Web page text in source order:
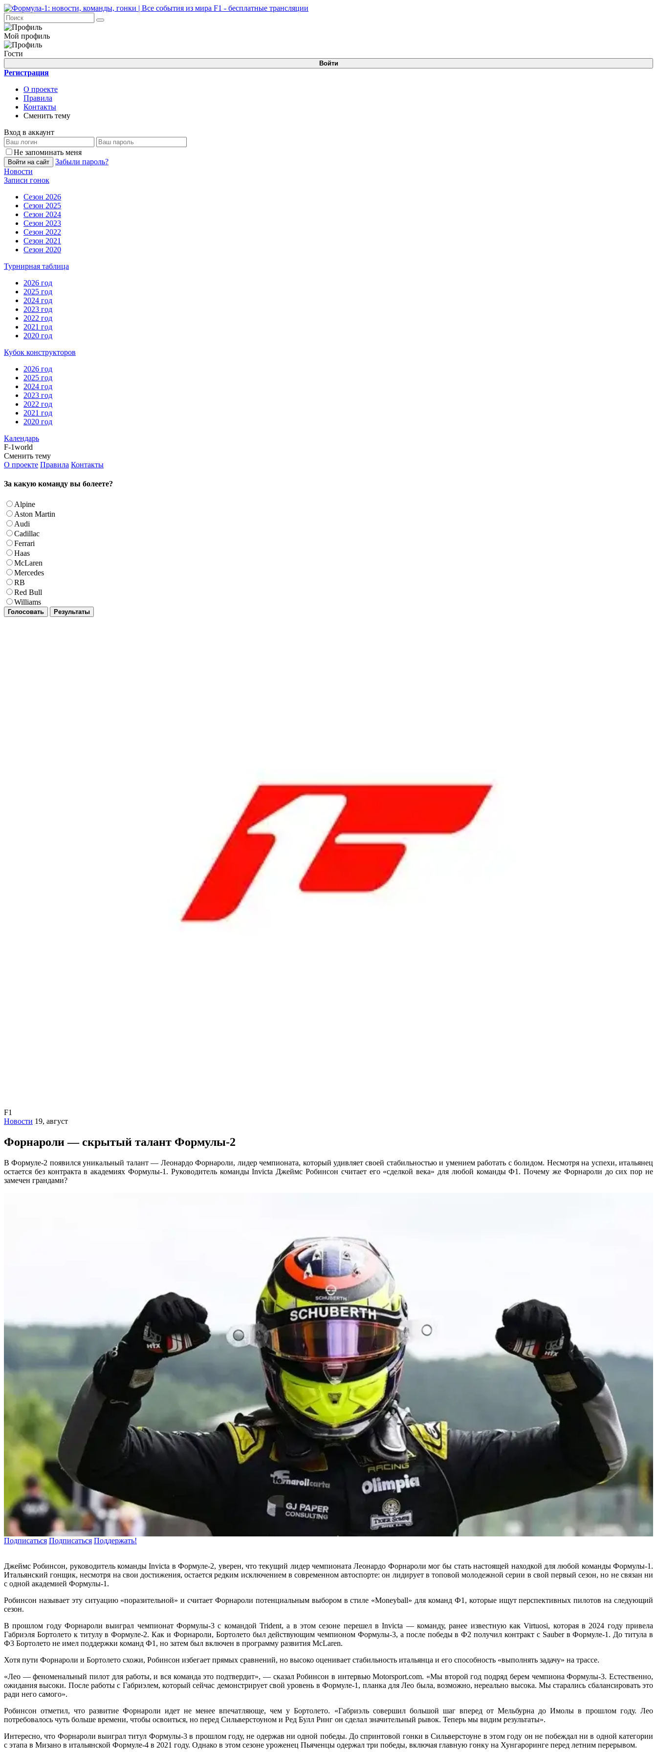
Мой профиль
Гости
Войти
Регистрация
О проекте
Правила
Контакты
Сменить тему
Вход в аккаунт
Не запоминать меня
Войти на сайт
Забыли пароль?
Новости
Записи гонок
Сезон 2026
Сезон 2025
Сезон 2024
Сезон 2023
Сезон 2022
Сезон 2021
Сезон 2020
Турнирная таблица
2026 год
2025 год
2024 год
2023 год
2022 год
2021 год
2020 год
Кубок конструкторов
2026 год
2025 год
2024 год
2023 год
2022 год
2021 год
2020 год
Календарь
F-1world
Сменить тему
О проекте Правила Контакты
За какую команду вы болеете?
Alpine
Aston Martin
Audi
Cadillac
Ferrari
Haas
McLaren
Mercedes
RB
Red Bull
Williams
Голосовать Результаты
F1
Новости 19, август
Форнароли — скрытый талант Формулы-2
В Формуле-2 появился уникальный талант — Леонардо Форнароли, лидер чемпионата, который удивляет своей стабильностью и умением работать с болидом. Несмотря на успехи, итальянец
остается без контракта в академиях Формулы-1. Руководитель команды Invicta Джеймс Робинсон считает его «сделкой века» для любой команды Ф1. Почему же Форнароли до сих пор не
замечен грандами?
Подписаться Подписаться Поддержать!
Джеймс Робинсон, руководитель команды Invicta в Формуле-2, уверен, что текущий лидер чемпионата Леонардо Форнароли мог бы стать настоящей находкой для любой команды Формулы-1.
Итальянский гонщик, несмотря на свои достижения, остается редким исключением в современном автоспорте: он лидирует в топовой молодежной серии в свой первый сезон, но не связан ни
с одной академией Формулы-1.
Робинсон называет эту ситуацию «поразительной» и считает Форнароли потенциальным выбором в стиле «Moneyball» для команд Ф1, которые ищут перспективных пилотов на следующий
сезон.
В прошлом году Форнароли выиграл чемпионат Формулы-3 с командой Trident, а в этом сезоне перешел в Invicta — команду, ранее известную как Virtuosi, которая в 2024 году привела
Габриэля Бортолето к титулу в Формуле-2. Как и Форнароли, Бортолето был действующим чемпионом Формулы-3, а после победы в Ф2 получил контракт с Sauber в Формуле-1. До титула в
Ф3 Бортолето не имел поддержки команд Ф1, но затем был включен в программу развития McLaren.
Хотя пути Форнароли и Бортолето схожи, Робинсон избегает прямых сравнений, но высоко оценивает стабильность итальянца и его способность «выполнять задачу» на трассе.
«Лео — феноменальный пилот для работы, и вся команда это подтвердит», — сказал Робинсон в интервью Motorsport.com. «Мы второй год подряд берем чемпиона Формулы-3. Естественно,
ожидания высоки. После работы с Габриэлем, который сейчас демонстрирует свой уровень в Формуле-1, планка для Лео была, возможно, нереально высока. Мы старались сбалансировать это
ради него самого».
Робинсон отметил, что развитие Форнароли идет не менее впечатляюще, чем у Бортолето. «Габриэль совершил большой шаг вперед от Мельбурна до Имолы в прошлом году. Лео
потребовалось чуть больше времени, чтобы освоиться, но перед Сильверстоуном и Ред Булл Ринг он сделал значительный рывок. Теперь мы видим результаты».
Интересно, что Форнароли выиграл титул Формулы-3 в прошлом году, не одержав ни одной победы. До спринтовой гонки в Сильверстоуне в этом году он не побеждал ни в одной категории
с этапа в Мизано в итальянской Формуле-4 в 2021 году. Однако в этом сезоне уроженец Пьяченцы одержал три победы, включая главную гонку на Хунгароринге перед летним перерывом.